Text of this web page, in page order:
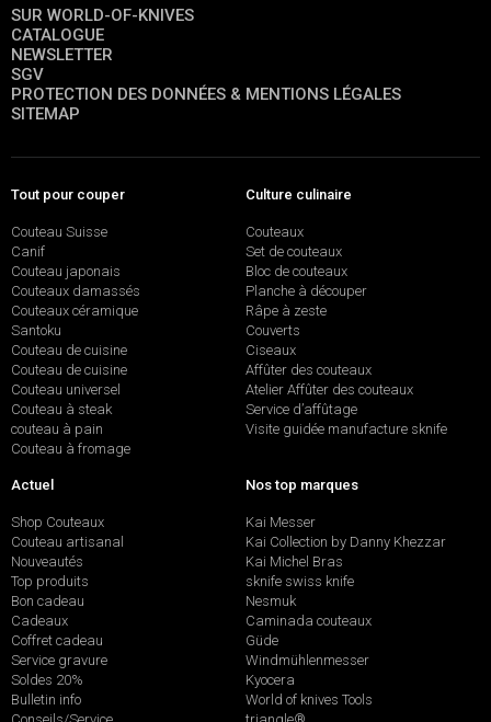
SUR WORLD-OF-KNIVES
CATALOGUE
NEWSLETTER
SGV
PROTECTION DES DONNÉES & MENTIONS LÉGALES
SITEMAP
Tout pour couper
Couteau Suisse
Canif
Couteau japonais
Couteaux damassés
Couteaux céramique
Santoku
Couteau de cuisine
Couteau de cuisine
Couteau universel
Couteau à steak
couteau à pain
Couteau à fromage
Culture culinaire
Couteaux
Set de couteaux
Bloc de couteaux
Planche à découper
Râpe à zeste
Couverts
Ciseaux
Affûter des couteaux
Atelier Affûter des couteaux
Service d’affûtage
Visite guidée manufacture sknife
Actuel
Shop Couteaux
Couteau artisanal
Nouveautés
Top produits
Bon cadeau
Cadeaux
Coffret cadeau
Service gravure
Soldes 20%
Bulletin info
Nos top marques
Kai Messer
Kai Collection by Danny Khezzar
Kai Michel Bras
sknife swiss knife
Nesmuk
Caminada couteaux
Güde
Windmühlenmesser
Kyocera
World of knives Tools